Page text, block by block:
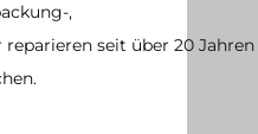
,
seit über 20 Jahren